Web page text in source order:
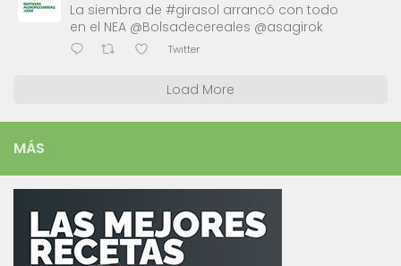
La siembra de #girasol arrancó con todo
en el NEA @Bolsadecereales @asagirok
Twitter
Load More
MÁS